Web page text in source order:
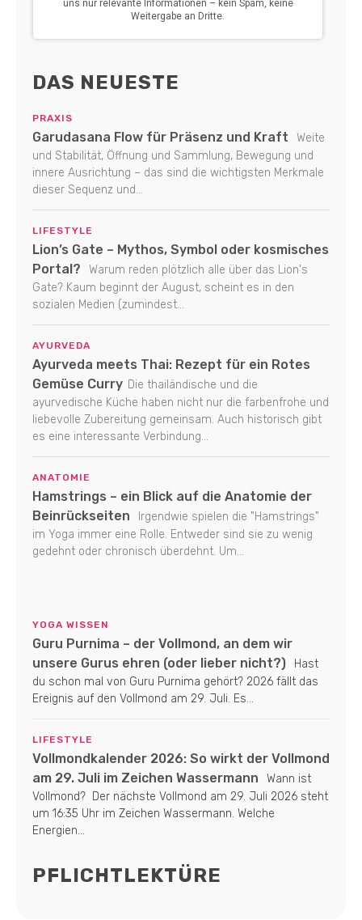
DAS NEUESTE
PRAXIS
Garudasana Flow für Präsenz und Kraft
Weite
und Stabilität, Öffnung und Sammlung, Bewegung und
innere Ausrichtung – das sind die wichtigsten Merkmale
dieser Sequenz und...
LIFESTYLE
Lion’s Gate – Mythos, Symbol oder kosmisches
Portal?
Warum reden plötzlich alle über das Lion's
Gate? Kaum beginnt der August, scheint es in den
sozialen Medien (zumindest...
AYURVEDA
Ayurveda meets Thai: Rezept für ein Rotes
Gemüse Curry Die thailändische und die
ayurvedische Küche haben nicht nur die farbenfrohe und
liebevolle Zubereitung gemeinsam. Auch historisch gibt
es eine interessante Verbindung...
ANATOMIE
Hamstrings – ein Blick auf die Anatomie der
Beinrückseiten
Irgendwie spielen die "Hamstrings"
im Yoga immer eine Rolle. Entweder sind sie zu wenig
gedehnt oder chronisch überdehnt. Um...
YOGA WISSEN
Guru Purnima – der Vollmond, an dem wir
unsere Gurus ehren (oder lieber nicht?)
Hast
du schon mal von Guru Purnima gehört? 2026 fällt das
Ereignis auf den Vollmond am 29. Juli. Es...
LIFESTYLE
Vollmondkalender 2026: So wirkt der Vollmond
am 29. Juli im Zeichen Wassermann
Wann ist
Vollmond? Der nächste Vollmond am 29. Juli 2026 steht
um 16:35 Uhr im Zeichen Wassermann. Welche
Energien...
PFLICHTLEKTÜRE